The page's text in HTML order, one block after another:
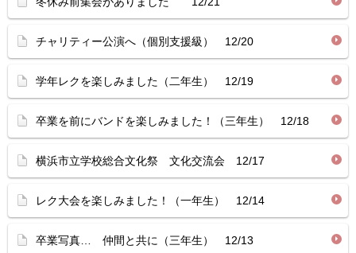
チャリティー公演へ（個別支援級） 12/20
学年レクを楽しみました（二年生） 12/19
卒業を前にバンドを楽しみました！（三年生） 12/18
横浜市立学校総合文化祭 文化交流会 12/17
レク大会を楽しみました！（一年生） 12/14
卒業写真… 仲間と共に（三年生） 12/13